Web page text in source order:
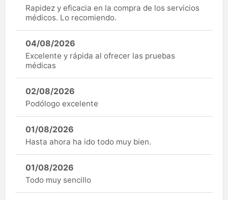
Rapidez y eficacia en la compra de los servicios
médicos. Lo recomiendo.
04/08/2026
Excelente y rápida al ofrecer las pruebas
médicas
02/08/2026
Podólogo excelente
01/08/2026
Hasta ahora ha ido todo muy bien.
01/08/2026
Todo muy sencillo